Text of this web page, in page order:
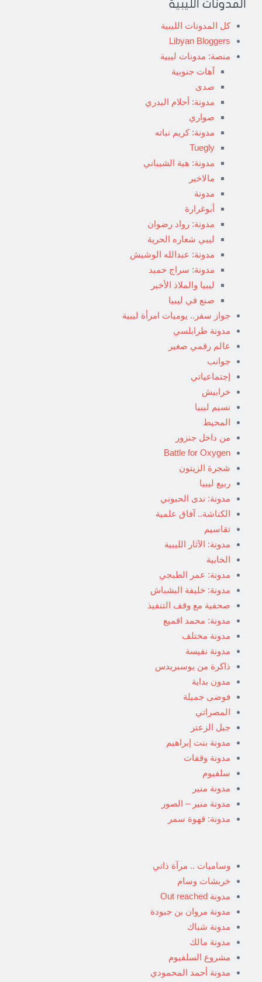
المدونات الليبية
كل المدونات الليبية
Libyan Bloggers
منصة: مدونات ليبية
آهات جنوبية
صدى
مدونة: أحلام البدري
صواري
مدونة: كريم نباته
Tuegly
مدونة: هبة الشيباني
مالاخير
مدونة
أبوغرارة
مدونة: رواد رضوان
ليبي شعاره الحرية
مدونة: عبدالله الوشيش
مدونة: سراج حميد
ليبيا والملاذ الأخير
صنع في ليبيا
جواز سفر.. يوميات امرأة ليبية
مدونة طرابلسي
عالم رقمي صغير
جوانب
إجتماعياتي
خرابيش
نسيم ليبيا
المحيط
من داخل جنزور
Battle for Oxygen
شجرة الزيتون
ربيع ليبيا
مدونة: ندى الحبوني
الكناشة.. آفاق علمية
تقاسيم
مدونة: الآثار الليبية
الخابية
مدونة: عمر الطبجي
مدونة: خليفة البشباش
صحفية مع وقف التنفيذ
مدونة: محمد اقميع
مدونة مختلف
مدونة نفيسة
ذاكرة من يوسبريدس
مدون بداية
فوضى جميلة
المصراتي
جبل الزعتر
مدونة بنت إبراهيم
مدونة وقفات
سلفيوم
مدونة منير
مدونة منير – الصور
مدونة: قهوة سمر
وساميات .. مرآة ذاتي
خربشات وسام
مدونة Out reached
مدونة مروان بن جبودة
مدونة شباك
مدونة مالك
مشروع السلفيوم
مدونة أحمد المحمودي